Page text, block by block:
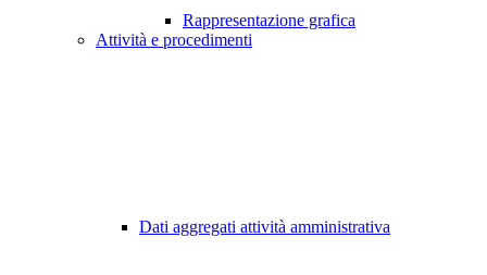
Rappresentazione grafica
Attività e procedimenti
Dati aggregati attività amministrativa